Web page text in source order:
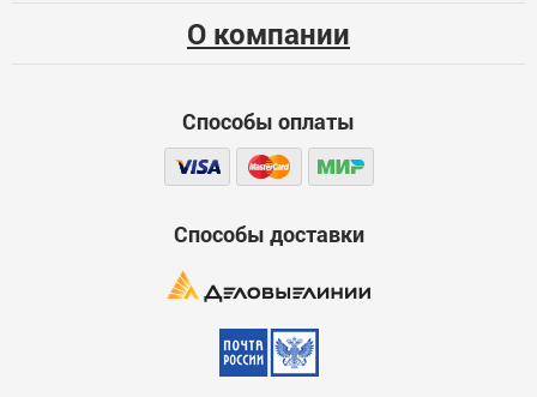
О компании
Способы оплаты
Способы доставки